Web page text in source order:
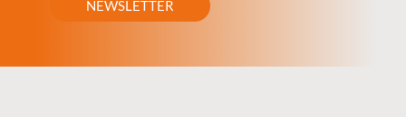
NEWSLETTER